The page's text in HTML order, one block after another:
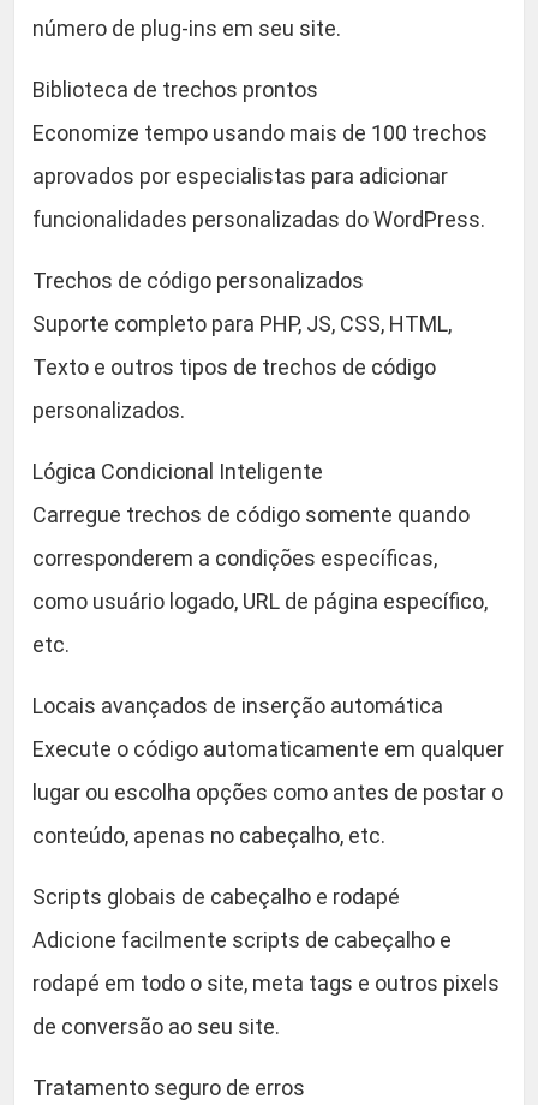
a
o
r
r
s
s
q
a
t
i
d
d
e
número de plug-ins em seu site.
Biblioteca de trechos prontos
Economize tempo usando mais de 100 trechos
aprovados por especialistas para adicionar
funcionalidades personalizadas do WordPress.
Trechos de código personalizados
Suporte completo para PHP, JS, CSS, HTML,
Texto e outros tipos de trechos de código
personalizados.
Lógica Condicional Inteligente
Carregue trechos de código somente quando
corresponderem a condições específicas,
como usuário logado, URL de página específico,
etc.
Locais avançados de inserção automática
Execute o código automaticamente em qualquer
lugar ou escolha opções como antes de postar o
conteúdo, apenas no cabeçalho, etc.
Scripts globais de cabeçalho e rodapé
Adicione facilmente scripts de cabeçalho e
rodapé em todo o site, meta tags e outros pixels
de conversão ao seu site.
Tratamento seguro de erros